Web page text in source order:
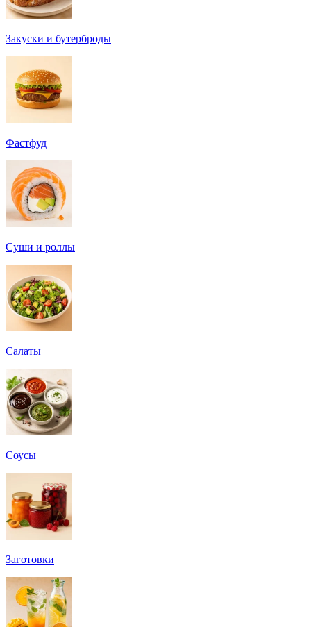
Закуски и бутерброды
Фастфуд
Суши и роллы
Салаты
Соусы
Заготовки